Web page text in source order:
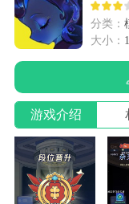
分类：
大小：
游戏介绍